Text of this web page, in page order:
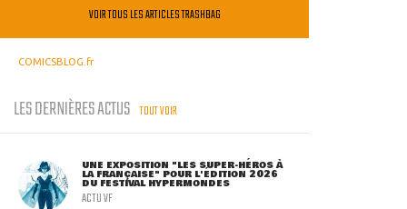
VOIR TOUS LES ARTICLES TRASHBAG
COMICSBLOG.fr
LES DERNIÈRES ACTUS TOUT VOIR
UNE EXPOSITION "LES SUPER-HÉROS À
LA FRANÇAISE" POUR L'ÉDITION 2026
DU FESTIVAL HYPERMONDES
ACTU VF